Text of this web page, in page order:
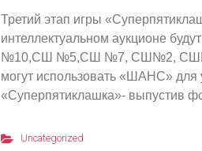
Третий этап игры
интеллектуальном аукционе
№10,СШ №5,СШ №7, СШ№2,
могут использовать «ШАНС» для
«Суперпятиклашка»- выпустив
Uncategorized